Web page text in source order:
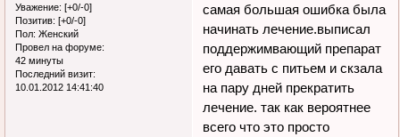
Уважение: [+0/-0]
Позитив: [+0/-0]
Пол: Женский
Провел на форуме:
42 минуты
Последний визит:
10.01.2012 14:41:40
самая большая ошибка была
начинать лечение.выписал
поддержимвающий препарат
его давать с питьем и скзала
на пару дней прекратить
лечение. так как вероятнее
всего что это просто